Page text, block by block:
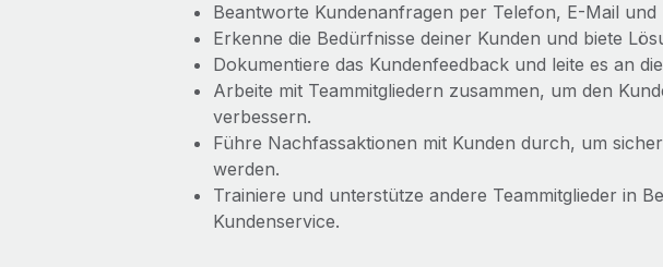
Beantworte Kundenanfragen per Telefon, E-Mail
Erkenne die Bedürfnisse deiner Kunden und biete
Dokumentiere das Kundenfeedback und leite es an
Arbeite mit Teammitgliedern zusammen, um den
verbessern.
Führe Nachfassaktionen mit Kunden durch, um
werden.
Trainiere und unterstütze andere Teammitglieder in
Kundenservice.